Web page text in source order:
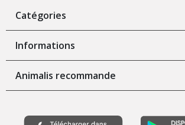
Catégories
Informations
Animalis recommande